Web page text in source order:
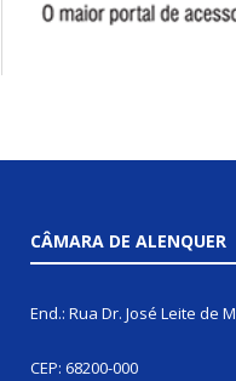
CÂMARA DE ALENQUER
End.: Rua Dr. José Leite de
CEP: 68200-000